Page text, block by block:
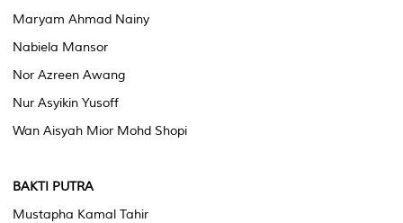
Maryam Ahmad Nainy
Nabiela Mansor
Nor Azreen Awang
Nur Asyikin Yusoff
Wan Aisyah Mior Mohd Shopi
BAKTI PUTRA
Mustapha Kamal Tahir